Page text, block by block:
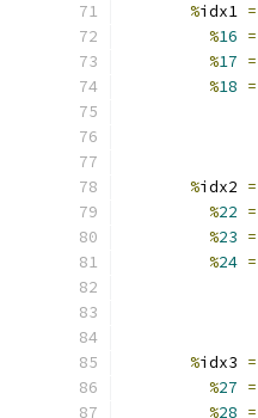
%idx1 =
%16 =
%17 =
%18 =
%idx2 =
%22 =
%23 =
%24 =
%idx3 =
%27 =
%28 =